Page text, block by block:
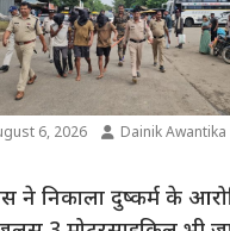
6, 2026
Dainik Awantika
ने निकाला दुष्कर्म के